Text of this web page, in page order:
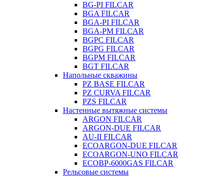
BG-PI FILCAR
BGA FILCAR
BGA-PI FILCAR
BGA-PM FILCAR
BGPC FILCAR
BGPG FILCAR
BGPM FILCAR
BGT FILCAR
Напольные скважины
PZ BASE FILCAR
PZ CURVA FILCAR
PZS FILCAR
Настенные вытяжные системы
ARGON FILCAR
ARGON-DUE FILCAR
AU-II FILCAR
ECOARGON-DUE FILCAR
ECOARGON-UNO FILCAR
ECOBP-6000GAS FILCAR
Рельсовые системы